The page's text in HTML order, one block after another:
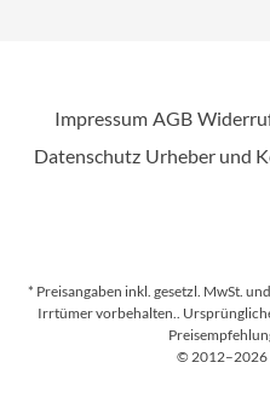
Impressum AGB
Datenschutz Urheber und
* Preisangaben inkl. gesetzl. MwSt. und
Irrtümer vorbehalten.
.
© Copyright
2012–2026